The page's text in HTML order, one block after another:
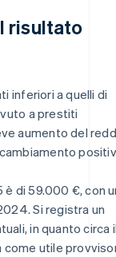
risultato
inferiori a quelli di
a prestiti
aumento del
è di 59.000 €, con
Si registra un
in quanto circa
come utile